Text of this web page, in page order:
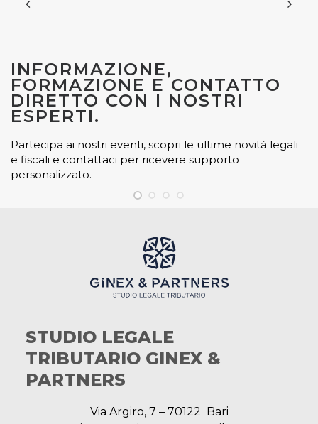
INFORMAZIONE,
FORMAZIONE E CONTATTO
DIRETTO CON I NOSTRI
ESPERTI.
Partecipa ai nostri eventi, scopri le ultime novità legali
e fiscali e contattaci per ricevere supporto
personalizzato.
STUDIO LEGALE
TRIBUTARIO GINEX &
PARTNERS
Via Argiro, 7 – 70122 Bari